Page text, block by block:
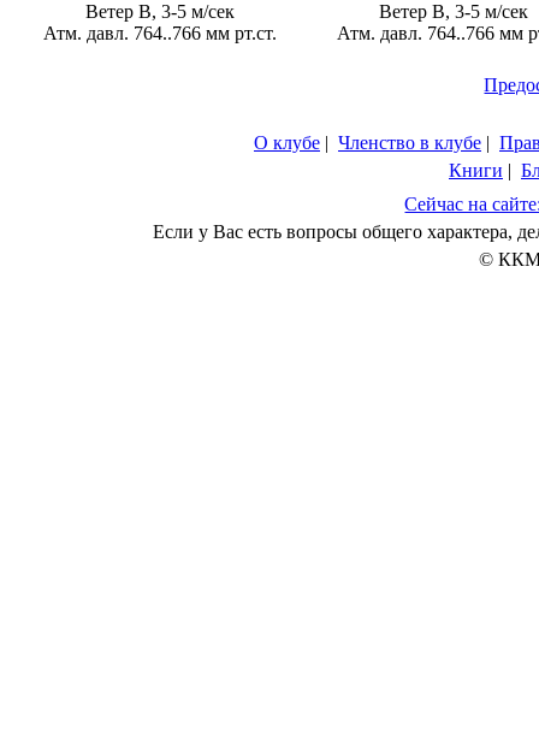
Ветер В, 3-5 м/сек
Атм. давл. 764..766 мм рт.ст.
Ветер В, 3-5 м/сек
Атм. давл. 764..766 мм
О клубе | Членство в клубе |
Книги |
Сейчас на
Если у Вас есть вопросы общего характера,
© ККМ